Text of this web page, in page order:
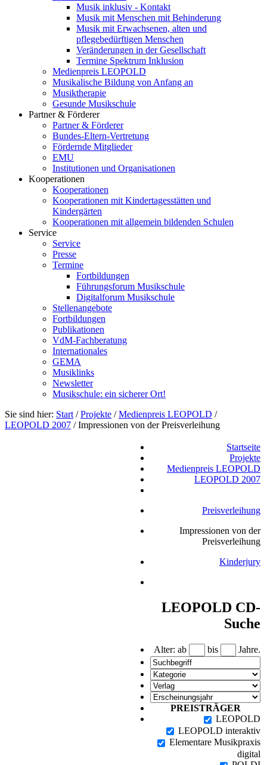
Musik inklusiv - Kontakt
Musik mit Menschen mit Behinderung
Musik mit Erwachsenen, alten und
pflegebedürftigen Menschen
Veränderungen in der Gesellschaft
Termine Spektrum Inklusion
Medienpreis LEOPOLD
Musikalische Bildung von Anfang an
Musiktherapie
Gesunde Musikschule
Partner & Förderer
Partner & Förderer
Bundes-Eltern-Vertretung
Fördernde Mitglieder
EMU
Institutionen und Organisationen
Kooperationen
Kooperationen
Kooperationen mit Kindertagesstätten und
Kindergärten
Kooperationen mit allgemein bildenden Schulen
Service
Service
Presse
Termine
Fortbildungen
Führungsforum Musikschule
Digitalforum Musikschule
Stellenangebote
Fortbildungen
Publikationen
VdM-Fachberatung
Internationales
GEMA
Musiklinks
Newsletter
Musikschule: ein sicherer Ort!
Sie sind hier: Start /Projekte /Medienpreis LEOPOLD /
LEOPOLD 2007 /Impressionen von der Preisverleihung
Startseite
Projekte
Medienpreis LEOPOLD
LEOPOLD 2007
Preisverleihung
Impressionen von der
Preisverleihung
Kinderjury
LEOPOLD CD-
Suche
Alter: ab bis Jahre.
PREISTRÄGER
LEOPOLD
LEOPOLD interaktiv
Elementare Musikpraxis
digital